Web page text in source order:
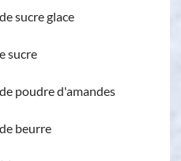
de sucre glace
sucre
de poudre d'amandes
de beurre